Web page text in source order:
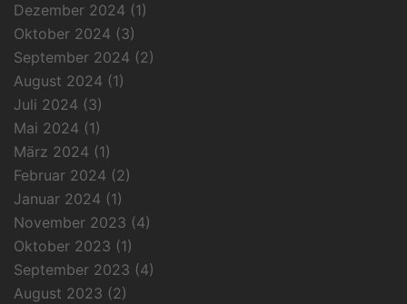
Dezember 2024 (1)
Oktober 2024 (3)
September 2024 (2)
August 2024 (1)
Juli 2024 (3)
Mai 2024 (1)
März 2024 (1)
Februar 2024 (2)
Januar 2024 (1)
November 2023 (4)
Oktober 2023 (1)
September 2023 (4)
August 2023 (2)